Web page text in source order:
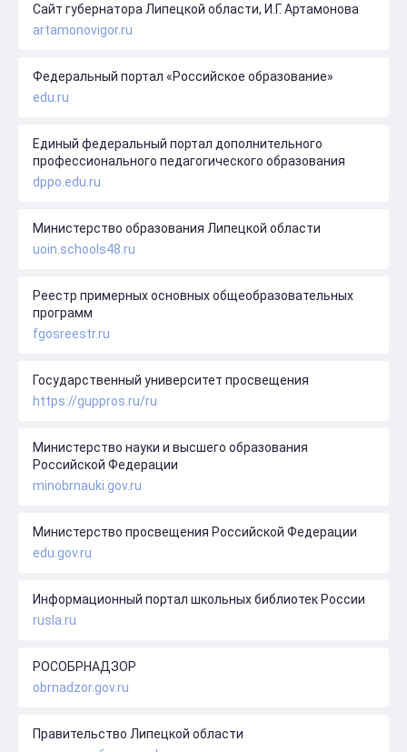
Сайт губернатора Липецкой области, И.Г. Артамонова
artamonovigor.ru
Федеральный портал «Российское образование»
edu.ru
Единый федеральный портал дополнительного
профессионального педагогического образования
dppo.edu.ru
Министерство образования Липецкой области
uoin.schools48.ru
Реестр примерных основных общеобразовательных
программ
fgosreestr.ru
Государственный университет просвещения
https://guppros.ru/ru
Министерство науки и высшего образования
Российской Федерации
minobrnauki.gov.ru
Министерство просвещения Российской Федерации
edu.gov.ru
Информационный портал школьных библиотек России
rusla.ru
РОСОБРНАДЗОР
obrnadzor.gov.ru
Правительство Липецкой области